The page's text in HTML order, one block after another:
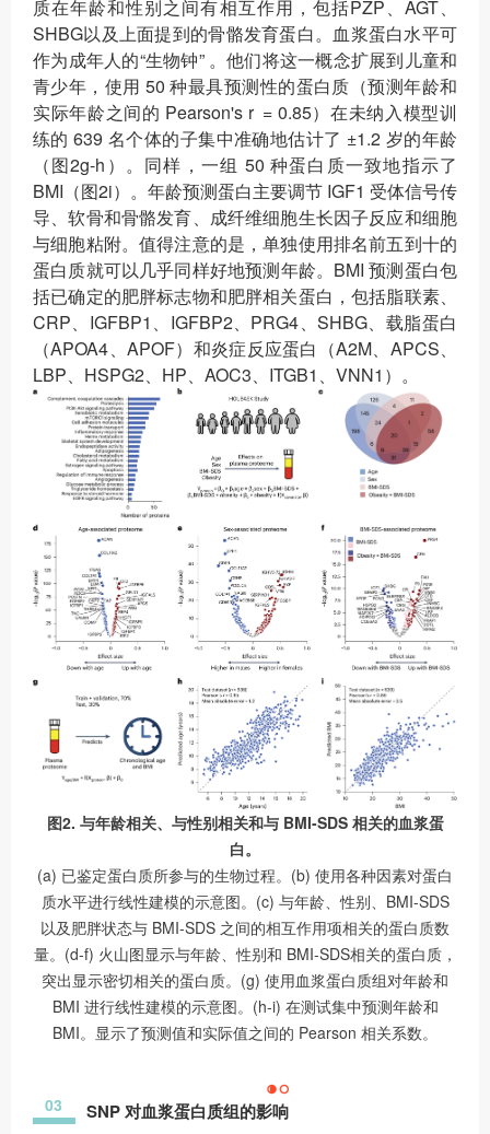
质在年龄和性别之间有相互作用，包括PZP、AGT、
SHBG以及上面提到的骨骼发育蛋白。血浆蛋白水平可
作为成年人的“生物钟” 。他们将这一概念扩展到儿童和
青少年，使用 50 种最具预测性的蛋白质（预测年龄和
实际年龄之间的 Pearson's r = 0.85）在未纳入模型训
练的 639 名个体的子集中准确地估计了 ±1.2 岁的年龄
（图2g-h）。同样，一组 50 种蛋白质一致地指示了
BMI（图2i）。年龄预测蛋白主要调节 IGF1 受体信号传
导、软骨和骨骼发育、成纤维细胞生长因子反应和细胞
与细胞粘附。值得注意的是，单独使用排名前五到十的
蛋白质就可以几乎同样好地预测年龄。BMI 预测蛋白包
括已确定的肥胖标志物和肥胖相关蛋白，包括脂联素、
CRP、IGFBP1、IGFBP2、PRG4、SHBG、载脂蛋白
（APOA4、APOF）和炎症反应蛋白（A2M、APCS、
LBP、HSPG2、HP、AOC3、ITGB1、VNN1）。
图2. 与年龄相关、与性别相关和与 BMI-SDS 相关的血浆蛋
白。
(a) 已鉴定蛋白质所参与的生物过程。(b) 使用各种因素对蛋白
质水平进行线性建模的示意图。(c) 与年龄、性别、BMI-SDS
以及肥胖状态与 BMI-SDS 之间的相互作用项相关的蛋白质数
量。(d-f) 火山图显示与年龄、性别和 BMI-SDS相关的蛋白质，
突出显示密切相关的蛋白质。(g) 使用血浆蛋白质组对年龄和
BMI 进行线性建模的示意图。(h-i) 在测试集中预测年龄和
BMI。显示了预测值和实际值之间的 Pearson 相关系数。
03 SNP 对血浆蛋白质组的影响